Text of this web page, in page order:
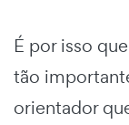
É por isso
tão
orientador